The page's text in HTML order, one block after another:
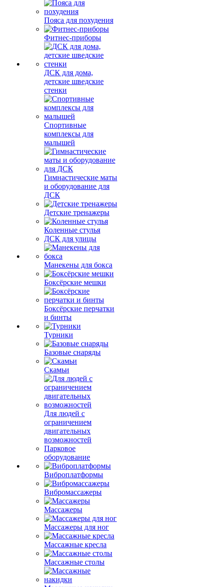
Пояса для похудения
Фитнес-приборы
ДСК для дома,
детские шведские
стенки
Спортивные
комплексы для
малышей
Гимнастические маты
и оборудование для
ДСК
Детские тренажеры
Коленные стулья
ДСК для улицы
Манекены для бокса
Боксёрские мешки
Боксёрские перчатки
и бинты
Турники
Базовые снаряды
Скамьи
Для людей с
ограничением
двигательных
возможностей
Парковое
оборудование
Виброплатформы
Вибромассажеры
Массажеры
Массажеры для ног
Массажные кресла
Массажные столы